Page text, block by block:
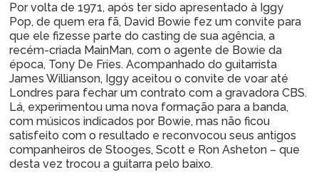
Por volta de 1971, após ter sido apresentado à Iggy
Pop, de quem era fã, David Bowie fez um convite para
que ele fizesse parte do casting de sua agência, a
recém-criada MainMan, com o agente de Bowie da
época, Tony De Fries. Acompanhado do guitarrista
James Willianson, Iggy aceitou o convite de voar até
Londres para fechar um contrato com a gravadora CBS.
Lá, experimentou uma nova formação para a banda,
com músicos indicados por Bowie, mas não ficou
satisfeito com o resultado e reconvocou seus antigos
companheiros de Stooges, Scott e Ron Asheton – que
desta vez trocou a guitarra pelo baixo.